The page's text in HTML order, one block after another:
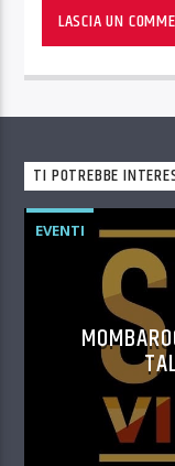
TI POTREBBE
EVENTI